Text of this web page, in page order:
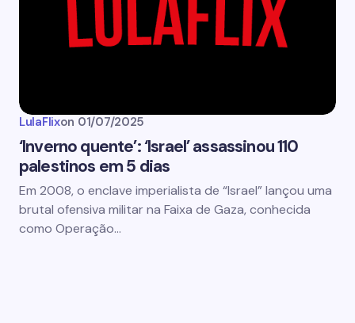
LulaFlixon 01/07/2025
‘Inverno quente’: ‘Israel’ assassinou 110
palestinos em 5 dias
Em 2008, o enclave imperialista de “Israel” lançou uma
brutal ofensiva militar na Faixa de Gaza, conhecida
como Operação…